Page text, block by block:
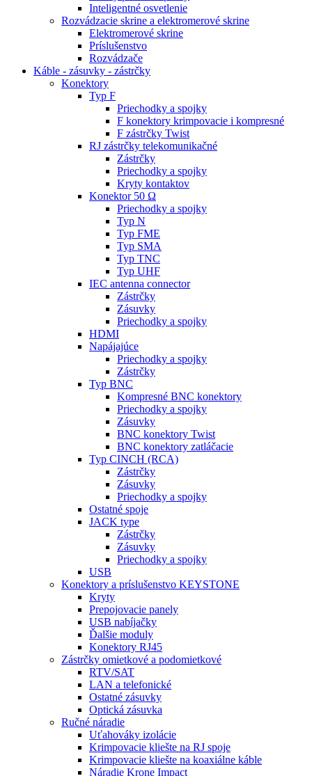
Inteligentné osvetlenie
Rozvádzacie skrine a elektromerové skrine
Elektromerové skrine
Príslušenstvo
Rozvádzače
Káble - zásuvky - zástrčky
Konektory
Typ F
Priechodky a spojky
F konektory krimpovacie i kompresné
F zástrčky Twist
RJ zástrčky telekomunikačné
Zástrčky
Priechodky a spojky
Kryty kontaktov
Konektor 50 Ω
Priechodky a spojky
Typ N
Typ FME
Typ SMA
Typ TNC
Typ UHF
IEC antenna connector
Zástrčky
Zásuvky
Priechodky a spojky
HDMI
Napájajúce
Priechodky a spojky
Zástrčky
Typ BNC
Kompresné BNC konektory
Priechodky a spojky
Zásuvky
BNC konektory Twist
BNC konektory zatláčacie
Typ CINCH (RCA)
Zástrčky
Zásuvky
Priechodky a spojky
Ostatné spoje
JACK type
Zástrčky
Zásuvky
Priechodky a spojky
USB
Konektory a príslušenstvo KEYSTONE
Kryty
Prepojovacie panely
USB nabíjačky
Ďalšie moduly
Konektory RJ45
Zástrčky omietkové a podomietkové
RTV/SAT
LAN a telefonické
Ostatné zásuvky
Optická zásuvka
Ručné náradie
Uťahováky izolácie
Krimpovacie kliešte na RJ spoje
Krimpovacie kliešte na koaxiálne káble
Náradie Krone Impact